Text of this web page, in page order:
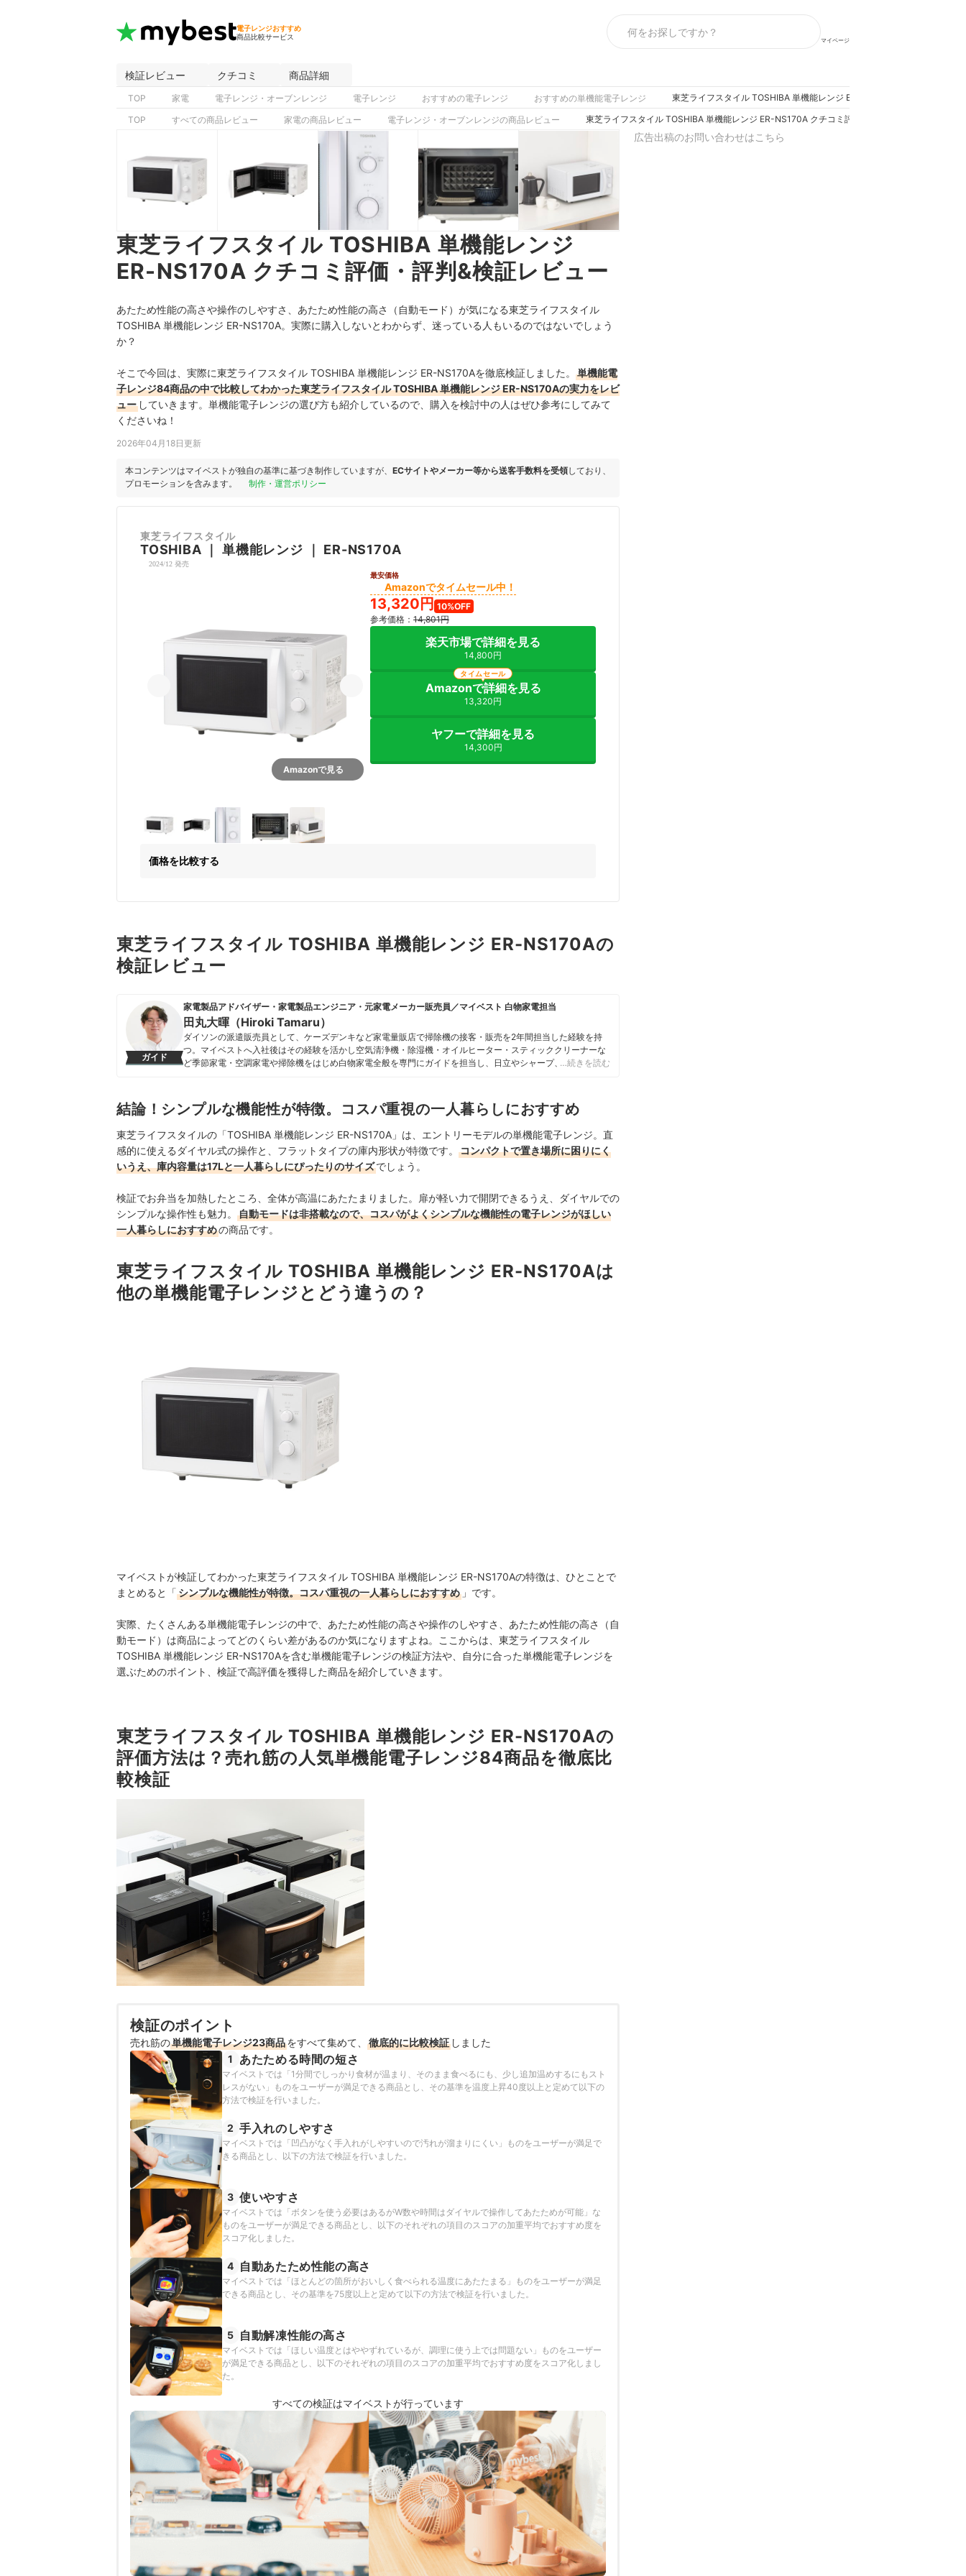
電子レンジおすすめ
商品比較サービス
マイページ
検証レビュー クチコミ 商品詳細
TOP 家電 電子レンジ・オーブンレンジ 電子レンジ おすすめの電子レンジ おすすめの単機能電子レンジ 東芝ライフスタイル TOSHIBA 単機能レンジ ER-NS170A クチコミ評価・
TOP すべての商品レビュー 家電の商品レビュー 電子レンジ・オーブンレンジの商品レビュー 東芝ライフスタイル TOSHIBA 単機能レンジ ER-NS170A クチコミ評価・評判&検証レビュー
東芝ライフスタイル TOSHIBA 単機能レンジ
ER-NS170A クチコミ評価・評判&検証レビュー
あたため性能の高さや操作のしやすさ、あたため性能の高さ（自動モード）が気になる東芝ライフスタイル
TOSHIBA 単機能レンジ ER-NS170A。実際に購入しないとわからず、迷っている人もいるのではないでしょう
か？
そこで今回は、実際に東芝ライフスタイル TOSHIBA 単機能レンジ ER-NS170Aを徹底検証しました。
単機能電
子レンジ84商品の中で比較してわかった東芝ライフスタイル TOSHIBA 単機能レンジ ER-NS170Aの実力をレビ
ュー していきます。単機能電子レンジの選び方も紹介しているので、購入を検討中の人はぜひ参考にしてみて
くださいね！
2026年04月18日更新
本コンテンツはマイベストが独自の基準に基づき制作していますが、 ECサイトやメーカー等から送客手数料を受領しており、
プロモーションを含みます。
制作・運営ポリシー
東芝ライフスタイル
TOSHIBA ｜単機能レンジ ER-NS170A
2024/12 発売
Amazonで見る
最安価格
Amazonでタイムセール中！
13,320円 10%OFF
参考価格： 14,801円
楽天市場で詳細を見る
14,800円
Amazonで詳細を見る
13,320円
タイムセール
ヤフーで詳細を見る
14,300円
価格を比較する
東芝ライフスタイル TOSHIBA 単機能レンジ ER-NS170Aの
検証レビュー
ガイド
家電製品アドバイザー・家電製品エンジニア・元家電メーカー販売員／マイベスト 白物家電担当
田丸大暉（Hiroki Tamaru）
ダイソンの派遣販売員として、ケーズデンキなど家電量販店で掃除機の接客・販売を2年間担当した経験を持
つ。マイベストへ入社後はその経験を活かし空気清浄機・除湿機・オイルヒーター・スティッククリーナーな
ど季節家電・空調家電や掃除機をはじめ白物家電全般を専門にガイドを担当し、日立やシャープ、パナソニッ
エネ性能やお手入れのしやすさまでひとつひとつ丁寧に確認しながらコンテンツ制作を行う。
田丸大暉（Hiroki Tamaru）のプロフィール
…続きを読む
結論！シンプルな機能性が特徴。コスパ重視の一人暮らしにおすすめ
東芝ライフスタイルの「TOSHIBA 単機能レンジ ER-NS170A」は、エントリーモデルの単機能電子レンジ。直
感的に使えるダイヤル式の操作と、フラットタイプの庫内形状が特徴です。
コンパクトで置き場所に困りにく
いうえ、庫内容量は17Lと一人暮らしにぴったりのサイズでしょう。
検証でお弁当を加熱したところ、全体が高温にあたたまりました。扉が軽い力で開閉できるうえ、ダイヤルでの
シンプルな操作性も魅力。
自動モードは非搭載なので、コスパがよくシンプルな機能性の電子レンジがほしい
一人暮らしにおすすめの商品です。
東芝ライフスタイル TOSHIBA 単機能レンジ ER-NS170Aは
他の単機能電子レンジとどう違うの？
マイベストが検証してわかった東芝ライフスタイル TOSHIBA 単機能レンジ ER-NS170Aの特徴は、ひとことで
まとめると「シンプルな機能性が特徴。コスパ重視の一人暮らしにおすすめ 」です。
実際、たくさんある単機能電子レンジの中で、あたため性能の高さや操作のしやすさ、あたため性能の高さ（自
動モード）は商品によってどのくらい差があるのか気になりますよね。ここからは、東芝ライフスタイル
TOSHIBA 単機能レンジ ER-NS170Aを含む単機能電子レンジの検証方法や、自分に合った単機能電子レンジを
選ぶためのポイント、検証で高評価を獲得した商品を紹介していきます。
東芝ライフスタイル TOSHIBA 単機能レンジ ER-NS170Aの
評価方法は？売れ筋の人気単機能電子レンジ84商品を徹底比
較検証
検証のポイント
売れ筋の単機能電子レンジ23商品をすべて集めて、 徹底的に比較検証 しました
1
あたためる時間の短さ
マイベストでは「1分間でしっかり食材が温まり、そのまま食べるにも、少し追加温めするにもスト
レスがない」ものをユーザーが満足できる商品とし、その基準を温度上昇40度以上と定めて以下の
方法で検証を行いました。
2 手入れのしやすさ
マイベストでは「凹凸がなく手入れがしやすいので汚れが溜まりにくい」ものをユーザーが満足で
きる商品とし、以下の方法で検証を行いました。
3 使いやすさ
マイベストでは「ボタンを使う必要はあるがW数や時間はダイヤルで操作してあたためが可能」な
ものをユーザーが満足できる商品とし、以下のそれぞれの項目のスコアの加重平均でおすすめ度を
スコア化しました。
4 自動あたため性能の高さ
マイベストでは「ほとんどの箇所がおいしく食べられる温度にあたたまる」ものをユーザーが満足
できる商品とし、その基準を75度以上と定めて以下の方法で検証を行いました。
5 自動解凍性能の高さ
マイベストでは「ほしい温度とはややずれているが、調理に使う上では問題ない」ものをユーザー
が満足できる商品とし、以下のそれぞれの項目のスコアの加重平均でおすすめ度をスコア化しまし
た。
すべての検証はマイベストが行っています
広告出稿のお問い合わせはこちら